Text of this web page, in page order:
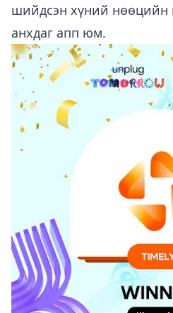
шийдсэн хүний нөөцийн
анхдаг апп юм.